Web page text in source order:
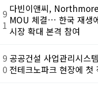
9
1
다빈이앤씨,
MOU 체결… 한국 재생
시장 확대 본격 참여
9
0
공공건설 사업관리시스
전테크노파크 현장에 첫